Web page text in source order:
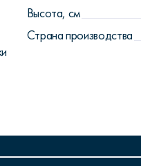
Высота, см
Страна производства